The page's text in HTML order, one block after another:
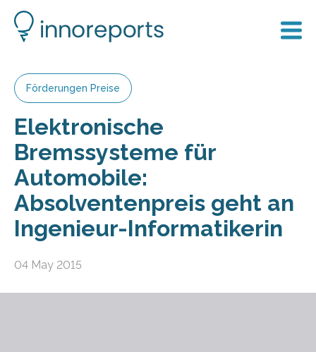
Förderungen Preise
Elektronische
Bremssysteme für
Automobile:
Absolventenpreis geht an
Ingenieur-Informatikerin
04 May 2015